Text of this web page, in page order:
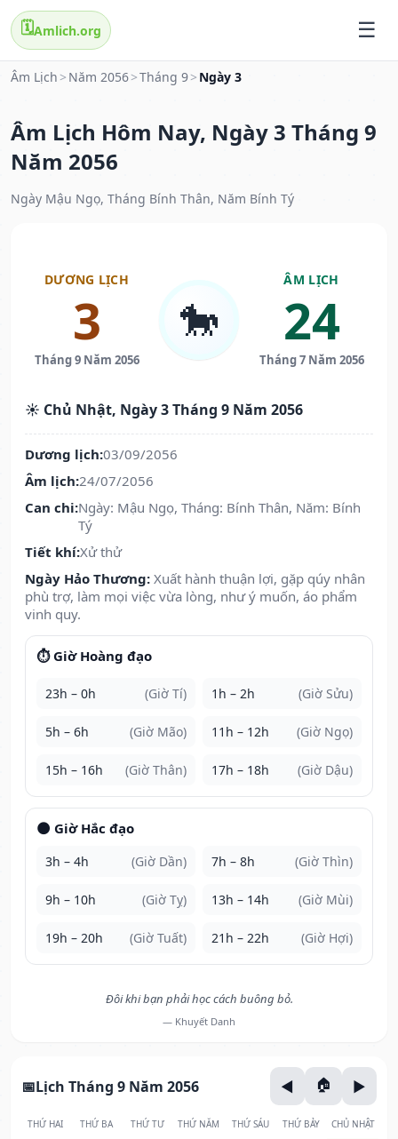
🗓️Amlich.org
Âm Lịch > Năm 2056>Tháng 9> Ngày 3
Âm Lịch Hôm Nay, Ngày 3 Tháng 9
Năm 2056
Ngày Mậu Ngọ, Tháng Bính Thân, Năm Bính Tý
DƯƠNG LỊCH
3
Tháng 9 Năm 2056
🐎
ÂM LỊCH
24
Tháng 7 Năm 2056
☀️ Chủ Nhật, Ngày 3 Tháng 9 Năm 2056
Dương lịch:03/09/2056
Âm lịch:24/07/2056
Can chi:Ngày: Mậu Ngọ, Tháng: Bính Thân, Năm: Bính
Tý
Tiết khí:Xử thử
Ngày Hảo Thương: Xuất hành thuận lợi, gặp qúy nhân
phù trợ, làm mọi việc vừa lòng, như ý muốn, áo phẩm
vinh quy.
⏱️ Giờ Hoàng đạo
23h – 0h (Giờ Tí) 1h – 2h (Giờ Sửu)
5h – 6h (Giờ Mão) 11h – 12h (Giờ Ngọ)
15h – 16h (Giờ Thân) 17h – 18h (Giờ Dậu)
🌑 Giờ Hắc đạo
3h – 4h (Giờ Dần) 7h – 8h (Giờ Thìn)
9h – 10h (Giờ Tỵ) 13h – 14h (Giờ Mùi)
19h – 20h (Giờ Tuất) 21h – 22h (Giờ Hợi)
Đôi khi bạn phải học cách buông bỏ.
— Khuyết Danh
Lịch Tháng 9 Năm 2056
THỨ HAI THỨ BA THỨ TƯ THỨ NĂM THỨ SÁU THỨ BẢY CHỦ NHẬT